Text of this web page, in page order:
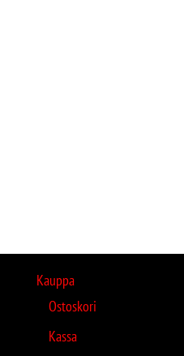
Kauppa
Ostoskori
Kassa